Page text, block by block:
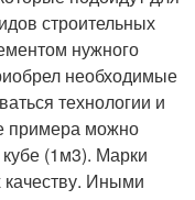
строительных
нужного
необходимые
технологии и
примера можно
(1м3). Марки
качеству. Иными